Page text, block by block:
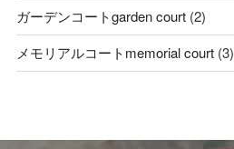
ガーデンコートgarden court(2)
メモリアルコートmemorial court(3)